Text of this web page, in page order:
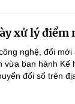
xử lý điểm
nghệ, đổi
ban hành Kế
đổi số trên